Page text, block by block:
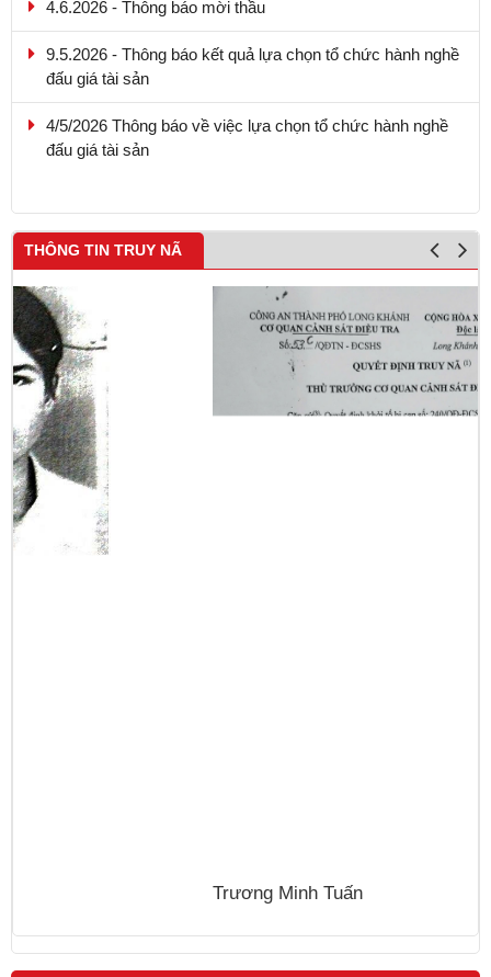
9.5.2026 - Thông báo kết quả lựa chọn tổ chức hành nghề
đấu giá tài sản
4/5/2026 Thông báo về việc lựa chọn tổ chức hành nghề
đấu giá tài sản
THÔNG TIN TRUY NÃ